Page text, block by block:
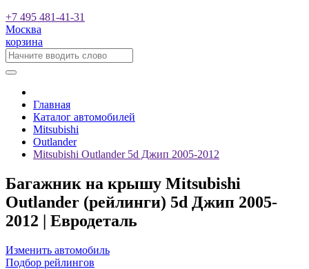
+7 495 481-41-31
Москва
корзина
Главная
Каталог автомобилей
Mitsubishi
Outlander
Mitsubishi Outlander 5d Джип 2005-2012
Багажник на крышу Mitsubishi
Outlander (рейлинги) 5d Джип 2005-
2012 | Евродеталь
Изменить автомобиль
Подбор рейлингов